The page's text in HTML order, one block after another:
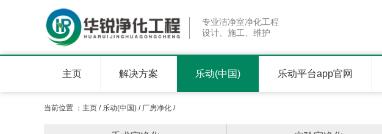
专业洁净室净化工程
设计、施工、维护
主页 解决方案 乐动(中国) 乐动平台app官网
当前位置 ： 主页 / 乐动(中国) / 厂房净化 /